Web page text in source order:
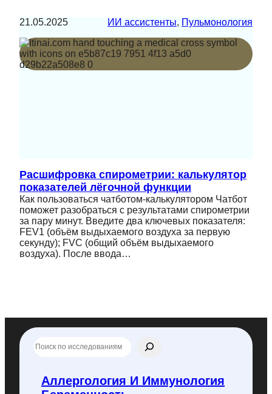
21.05.2025 ИИ ассистенты, Пульмонология
Расшифровка спирометрии: калькулятор
показателей лёгочной функции
Как пользоваться чатботом-калькулятором Чатбот
поможет разобраться с результатами спирометрии
за пару минут. Введите два ключевых показателя:
FEV1 (объём выдыхаемого воздуха за первую
секунду); FVC (общий объём выдыхаемого
воздуха). После ввода…
П
о
Аллергология И Иммунология